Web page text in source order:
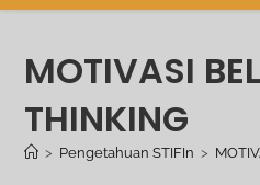
MOTIVASI
THINKING
> Pengetahuan STIFIn >